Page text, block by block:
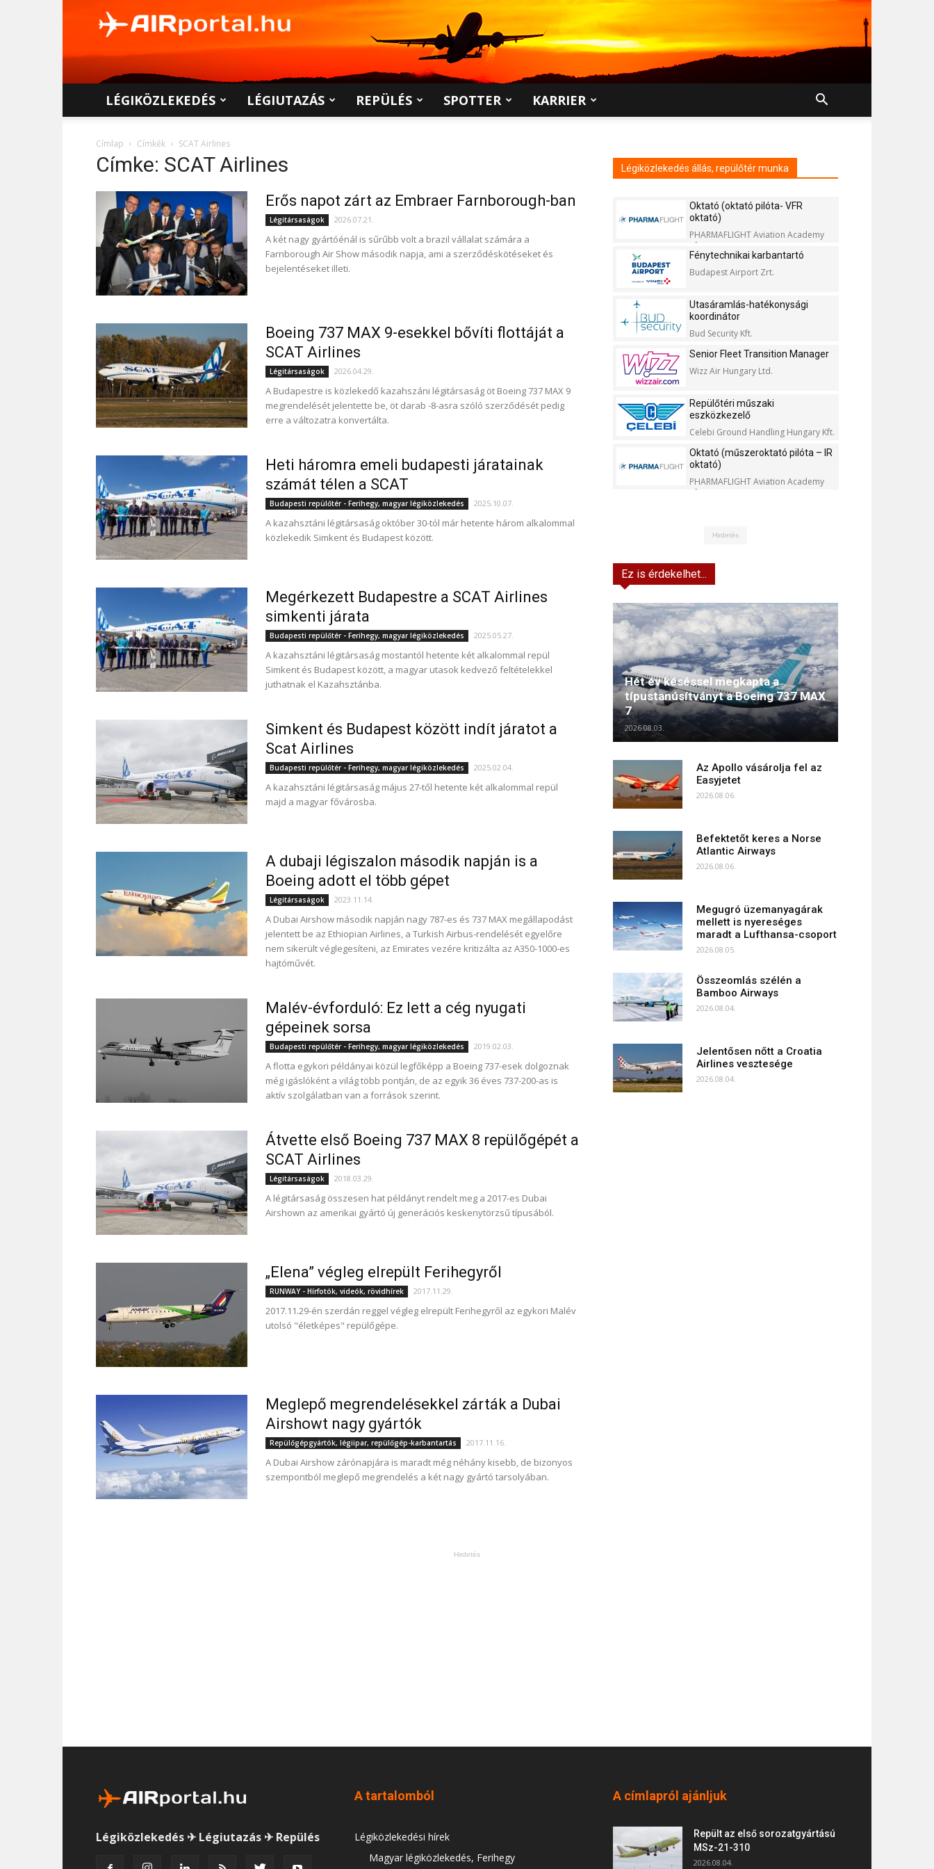
LÉGIKÖZLEKEDÉS LÉGIUTAZÁS REPÜLÉS SPOTTER KARRIER
Címlap Címkék SCAT Airlines
Címke: SCAT Airlines
Erős napot zárt az Embraer Farnborough-ban
Légitársaságok 2026.07.21.
A két nagy gyártóénál is sűrűbb volt a brazil vállalat számára a
Farnborough Air Show második napja, ami a szerződéskötéseket és
bejelentéseket illeti.
Boeing 737 MAX 9-esekkel bővíti flottáját a
SCAT Airlines
Légitársaságok 2026.04.29.
A Budapestre is közlekedő kazahszáni légitársaság öt Boeing 737 MAX 9
megrendelését jelentette be, öt darab -8-asra szóló szerződését pedig
erre a változatra konvertálta.
Heti háromra emeli budapesti járatainak
számát télen a SCAT
Budapesti repülőtér - Ferihegy, magyar légiközlekedés 2025.10.07.
A kazahsztáni légitársaság október 30-tól már hetente három alkalommal
közlekedik Simkent és Budapest között.
Megérkezett Budapestre a SCAT Airlines
simkenti járata
Budapesti repülőtér - Ferihegy, magyar légiközlekedés 2025.05.27.
A kazahsztáni légitársaság mostantól hetente két alkalommal repül
Simkent és Budapest között, a magyar utasok kedvező feltételekkel
juthatnak el Kazahsztánba.
Simkent és Budapest között indít járatot a
Scat Airlines
Budapesti repülőtér - Ferihegy, magyar légiközlekedés 2025.02.04.
A kazahsztáni légitársaság május 27-től hetente két alkalommal repül
majd a magyar fővárosba.
A dubaji légiszalon második napján is a
Boeing adott el több gépet
Légitársaságok 2023.11.14.
A Dubai Airshow második napján nagy 787-es és 737 MAX megállapodást
jelentett be az Ethiopian Airlines, a Turkish Airbus-rendelését egyelőre
nem sikerült véglegesíteni, az Emirates vezére kritizálta az A350-1000-es
hajtóművét.
Malév-évforduló: Ez lett a cég nyugati
gépeinek sorsa
Budapesti repülőtér - Ferihegy, magyar légiközlekedés 2019.02.03.
A flotta egykori példányai közül legfőképp a Boeing 737-esek dolgoznak
még igáslóként a világ több pontján, de az egyik 36 éves 737-200-as is
aktív szolgálatban van a források szerint.
Átvette első Boeing 737 MAX 8 repülőgépét a
SCAT Airlines
Légitársaságok 2018.03.29.
A légitársaság összesen hat példányt rendelt meg a 2017-es Dubai
Airshown az amerikai gyártó új generációs keskenytörzsű típusából.
„Elena” végleg elrepült Ferihegyről
RUNWAY - Hírfotók, videók, rövidhírek 2017.11.29.
2017.11.29-én szerdán reggel végleg elrepült Ferihegyről az egykori Malév
utolsó "életképes" repülőgépe.
Meglepő megrendelésekkel zárták a Dubai
Airshowt nagy gyártók
Repülőgépgyártók, légiipar, repülőgép-karbantartás 2017.11.16.
A Dubai Airshow zárónapjára is maradt még néhány kisebb, de bizonyos
szempontból meglepő megrendelés a két nagy gyártó tarsolyában.
Légiközlekedés állás, repülőtér munka
Oktató (oktató pilóta- VFR
oktató)
PHARMAFLIGHT Aviation Academy
Kft.
Fénytechnikai karbantartó
Budapest Airport Zrt.
Utasáramlás-hatékonysági
koordinátor
Bud Security Kft.
Senior Fleet Transition Manager
Wizz Air Hungary Ltd.
Repülőtéri műszaki
eszközkezelő
Celebi Ground Handling Hungary Kft.
Oktató (műszeroktató pilóta – IR
oktató)
PHARMAFLIGHT Aviation Academy
Kft.
Hirdetés
Ez is érdekelhet...
Hét év késéssel megkapta a
típustanúsítványt a Boeing 737 MAX
7
2026.08.03.
Az Apollo vásárolja fel az
Easyjetet
2026.08.06.
Befektetőt keres a Norse
Atlantic Airways
2026.08.06.
Megugró üzemanyagárak
mellett is nyereséges
maradt a Lufthansa-csoport
2026.08.05.
Összeomlás szélén a
Bamboo Airways
2026.08.04.
Jelentősen nőtt a Croatia
Airlines vesztesége
2026.08.04.
Hirdetés
Légiközlekedés ✈ Légiutazás ✈ Repülés
A tartalomból
Légiközlekedési hírek
Magyar légiközlekedés, Ferihegy
A címlapról ajánljuk
Repült az első sorozatgyártású
MSz-21-310
2026.08.04.